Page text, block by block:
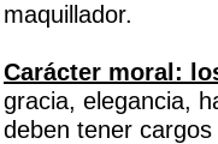
maquillador.
Carácter moral:
gracia, elegancia,
deben tener